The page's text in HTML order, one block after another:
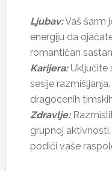
Ljubav:Vaš šarm
energiju da
romantičan
Karijera:Uključite
sesije
dragocenih
Zdravlje:
grupnoj
podići vaše